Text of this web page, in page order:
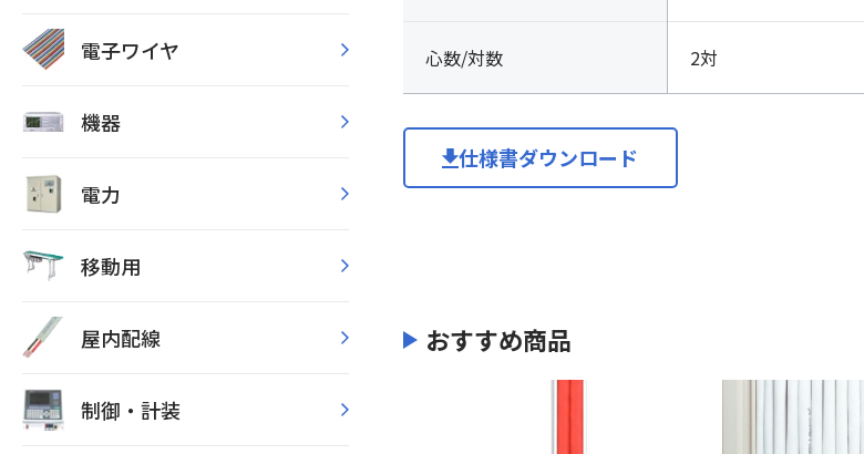
電子ワイヤ
機器
電力
移動用
屋内配線
制御・計装
心数/対数 2対
仕様書ダウンロード
おすすめ商品